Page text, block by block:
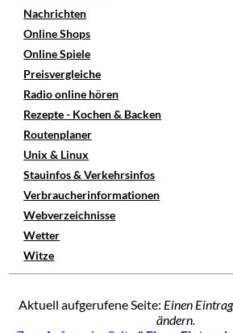
Nachrichten
Online Shops
Online Spiele
Preisvergleiche
Radio online hören
Rezepte - Kochen & Backen
Routenplaner
Unix & Linux
Stauinfos & Verkehrsinfos
Verbraucherinformationen
Webverzeichnisse
Wetter
Witze
Aktuell aufgerufene Seite: Einen
ändern.